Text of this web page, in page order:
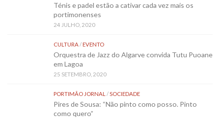
Ténis e padel estão a cativar cada vez mais os
portimonenses
24 JULHO, 2020
CULTURA/EVENTO
Orquestra de Jazz do Algarve convida Tutu Puoane
em Lagoa
25 SETEMBRO, 2020
PORTIMÃO JORNAL /SOCIEDADE
Pires de Sousa: “Não pinto como posso. Pinto
como quero”